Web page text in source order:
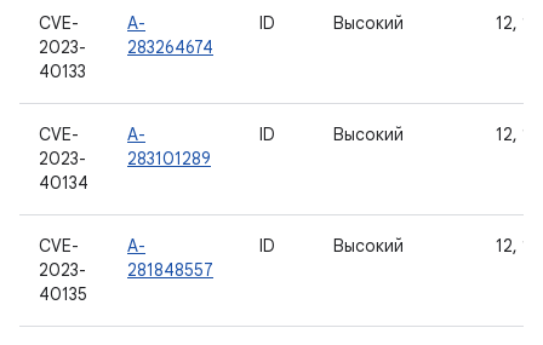
CVE-
2023-
40133
A-
283264674
ID Высокий 12,
CVE-
2023-
40134
A-
283101289
ID Высокий 12,
CVE-
2023-
40135
A-
281848557
ID Высокий 12,